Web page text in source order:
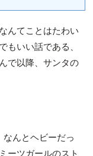
んてことはたわい
もいい話である、
で以降、サンタの
んとヘビーだっ
ーツガールのスト